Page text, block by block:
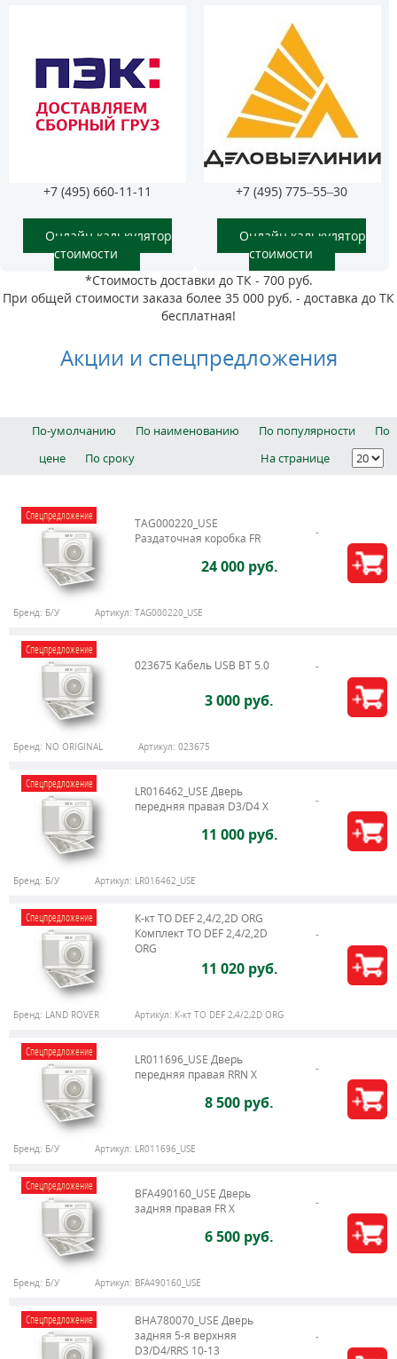
+7 (495) 660-11-11
Онлайн калькулятор
стоимости
+7 (495) 775–55–30
Онлайн калькулятор
стоимости
*Стоимость доставки до ТК - 700 руб.
При общей стоимости заказа более 35 000 руб. - доставка до ТК
бесплатная!
Акции и спецпредложения
По-умолчанию По наименованию По популярности
По
цене
По сроку На странице
Спецпредложение
TAG000220_USE
Раздаточная коробка FR
24 000 руб.
Бренд: Б/У Артикул: TAG000220_USE
Спецпредложение
023675 Кабель USB BT 5.0
3 000 руб.
Бренд: NO ORIGINAL Артикул: 023675
Спецпредложение
LR016462_USE Дверь
передняя правая D3/D4 Х
11 000 руб.
Бренд: Б/У Артикул: LR016462_USE
Спецпредложение
К-кт ТО DEF 2,4/2,2D ORG
Комплект ТО DEF 2,4/2,2D
ORG
11 020 руб.
Бренд: LAND ROVER Артикул: К-кт ТО DEF 2,4/2,2D ORG
Спецпредложение
LR011696_USE Дверь
передняя правая RRN X
8 500 руб.
Бренд: Б/У Артикул: LR011696_USE
Спецпредложение
BFA490160_USE Дверь
задняя правая FR X
6 500 руб.
Бренд: Б/У Артикул: BFA490160_USE
Спецпредложение
BHA780070_USE Дверь
задняя 5-я верхняя
D3/D4/RRS 10-13